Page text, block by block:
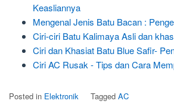
Keasliannya
Mengenal Jenis Batu Bacan :
Ciri-ciri Batu Kalimaya Asli dan
Ciri dan Khasiat Batu Blue Safir-
Ciri AC Rusak - Tips dan Cara
Posted in Elektronik Tagged AC